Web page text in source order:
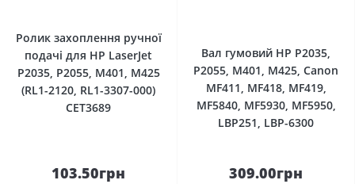
Ролик захоплення ручної
подачі для HP LaserJet
P2035, P2055, M401, M425
(RL1-2120, RL1-3307-000)
CET3689
103.50грн
Вал гумовий HP P2035,
P2055, M401, M425, Canon
MF411, MF418, MF419,
MF5840, MF5930, MF5950,
LBP251, LBP-6300
309.00грн